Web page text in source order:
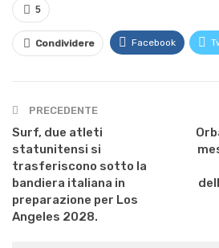
5
Condividere Facebook
PRECEDENTE
Surf, due atleti
statunitensi si
trasferiscono sotto la
bandiera italiana in
preparazione per Los
Angeles 2028.